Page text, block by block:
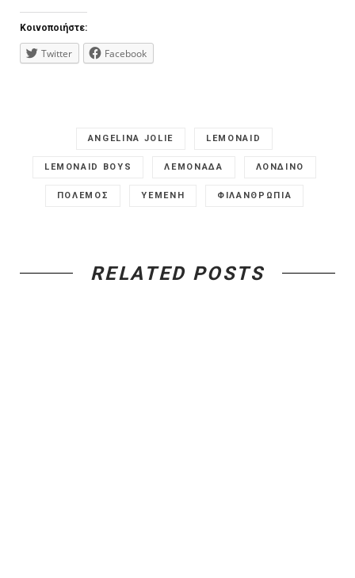
Κοινοποιήστε:
Twitter Facebook
ANGELINA JOLIE LEMONAID
LEMONAID BOYS ΛΕΜΟΝΑΔΑ ΛΟΝΔΙΝΟ
ΠΟΛΕΜΟΣ ΥΕΜΕΝΗ ΦΙΛΑΝΘΡΩΠΙΑ
RELATED POSTS